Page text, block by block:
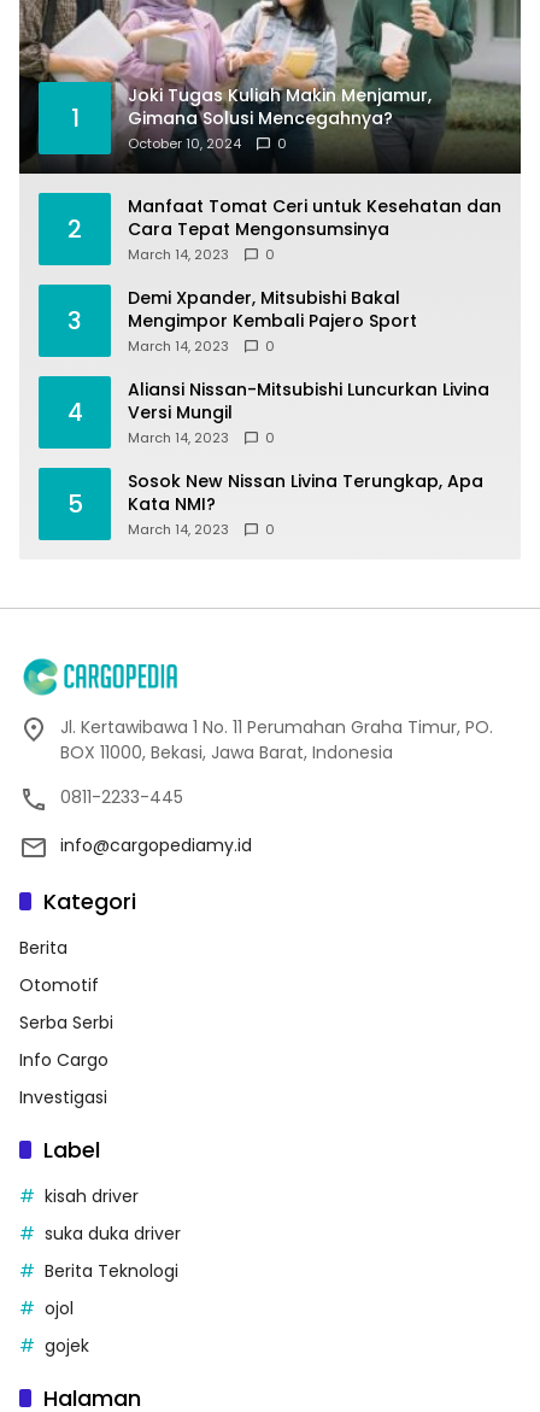
1
Joki Tugas Kuliah Makin Menjamur,
Gimana Solusi Mencegahnya?
October 10, 2024 0
2
Manfaat Tomat Ceri untuk Kesehatan dan
Cara Tepat Mengonsumsinya
March 14, 2023 0
3
Demi Xpander, Mitsubishi Bakal
Mengimpor Kembali Pajero Sport
March 14, 2023 0
4
Aliansi Nissan-Mitsubishi Luncurkan Livina
Versi Mungil
March 14, 2023 0
5
Sosok New Nissan Livina Terungkap, Apa
Kata NMI?
March 14, 2023 0
Jl. Kertawibawa 1 No. 11 Perumahan Graha Timur, PO.
BOX 11000, Bekasi, Jawa Barat, Indonesia
0811-2233-445
info@cargopediamy.id
Kategori
Berita
Otomotif
Serba Serbi
Info Cargo
Investigasi
Label
kisah driver
suka duka driver
Berita Teknologi
ojol
gojek
Halaman